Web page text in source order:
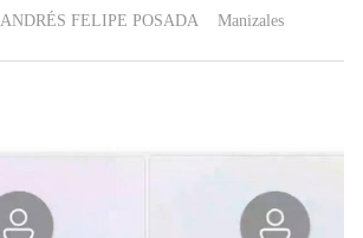
ANDRÉS FELIPE POSADA Manizales